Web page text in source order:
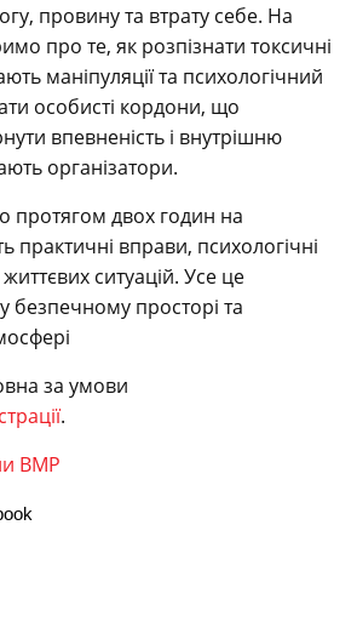
провину та втрату себе. На
про те, як розпізнати токсичні
маніпуляції та психологічний
особисті кордони, що
впевненість і внутрішню
організатори.
протягом двох годин на
практичні вправи, психологічні
життєвих ситуацій. Усе це
безпечному просторі та
за умови
.
ВМР